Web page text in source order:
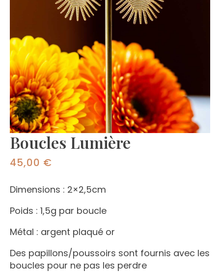
Boucles Lumière
45,00 €
Dimensions : 2×2,5cm
Poids : 1,5g par boucle
Métal : argent plaqué or
Des papillons/poussoirs sont fournis avec les
boucles pour ne pas les perdre